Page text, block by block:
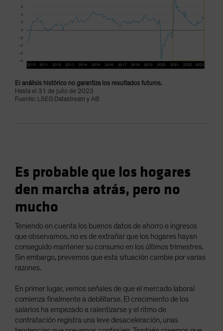
El análisis histórico no garantiza los resultados futuros.
Hasta el 31 de julio de 2023
Fuente: LSEG Datastream y AB
Es probable que los hogares
den marcha atrás, pero no
mucho
Teniendo en cuenta los buenos datos de ahorro e ingresos
que observamos, no es de extrañar que los hogares hayan
conseguido mantener su consumo en los últimos trimestres.
Sin embargo, prevemos que esta situación cambie por varias
razones.
En primer lugar, vemos señales de que el mercado laboral
comienza finalmente a debilitarse. El crecimiento de los
salarios ha empezado a ralentizarse y el ritmo de
contratación registra una leve desaceleración, unas